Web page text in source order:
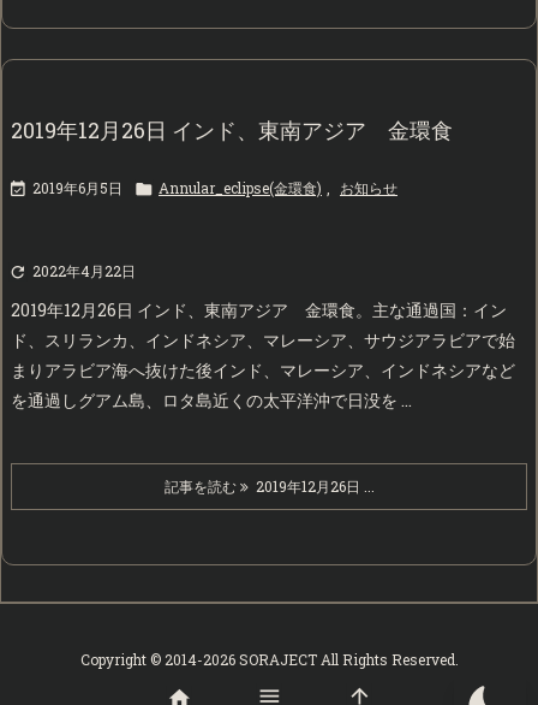
2019年12月26日 インド、東南アジア 金環食
 2019年6月5日  Annular_eclipse(金環食) お知らせ
 2022年4月22日
2019年12月26日 インド、東南アジア 金環食。主な通過国：イン
ド、スリランカ、インドネシア、マレーシア、サウジアラビアで始
まりアラビア海へ抜けた後インド、マレーシア、インドネシアなど
を通過しグアム島、ロタ島近くの太平洋沖で日没を ...
記事を読む 2019年12月26日 ...
Copyright © 2014-2026SORAJECTAll Rights Reserved.
WordPress Luxeritas Theme is provided by " Thought is free
  